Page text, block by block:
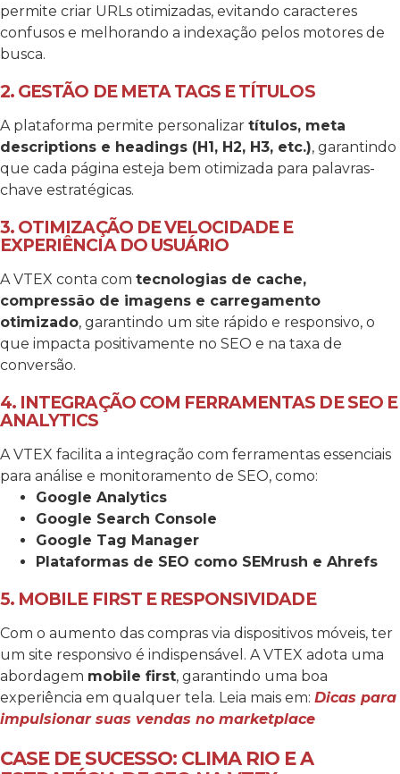
permite criar URLs otimizadas, evitando caracteres
confusos e melhorando a indexação pelos motores de
busca.
2. GESTÃO DE META TAGS E TÍTULOS
A plataforma permite personalizar títulos, meta
descriptions e headings (H1, H2, H3, etc.), garantindo
que cada página esteja bem otimizada para palavras-
chave estratégicas.
3. OTIMIZAÇÃO DE VELOCIDADE E
EXPERIÊNCIA DO USUÁRIO
A VTEX conta com tecnologias de cache,
compressão de imagens e carregamento
otimizado, garantindo um site rápido e responsivo, o
que impacta positivamente no SEO e na taxa de
conversão.
4. INTEGRAÇÃO COM FERRAMENTAS DE SEO E
ANALYTICS
A VTEX facilita a integração com ferramentas essenciais
para análise e monitoramento de SEO, como:
Google Analytics
Google Search Console
Google Tag Manager
Plataformas de SEO como SEMrush e Ahrefs
5. MOBILE FIRST E RESPONSIVIDADE
Com o aumento das compras via dispositivos móveis, ter
um site responsivo é indispensável. A VTEX adota uma
abordagem mobile first, garantindo uma boa
experiência em qualquer tela. Leia mais em: Dicas para
impulsionar suas vendas no marketplace
CASE DE SUCESSO: CLIMA RIO E A